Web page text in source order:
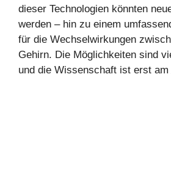
dieser Technologien könnten
werden – hin zu einem
für die Wechselwirkungen
Gehirn. Die Möglichkeiten sind
und die Wissenschaft ist erst am